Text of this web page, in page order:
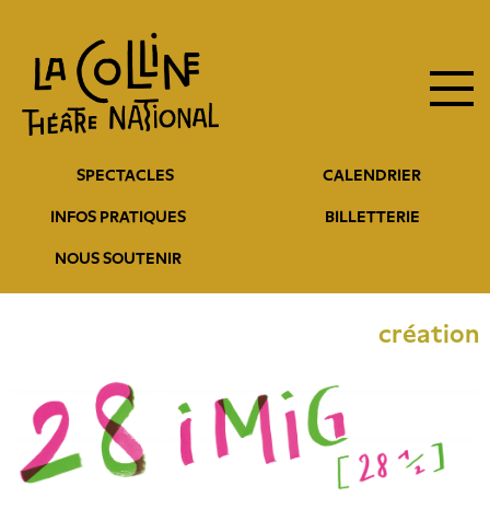
contenu
principal
entête
SPECTACLES CALENDRIER
INFOS PRATIQUES BILLETTERIE
NOUS SOUTENIR
principale
création